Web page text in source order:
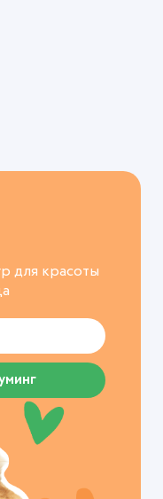
для красоты